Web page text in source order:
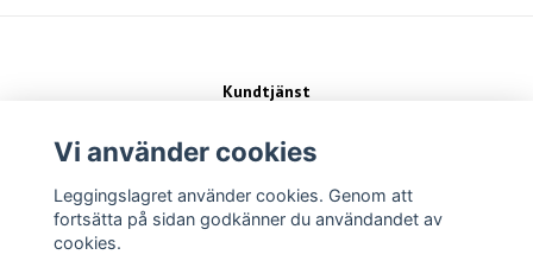
Kundtjänst
Köpvillkor
Sociala medier
Vi använder cookies
Leggingslagret använder cookies. Genom att
fortsätta på sidan godkänner du användandet av
cookies.